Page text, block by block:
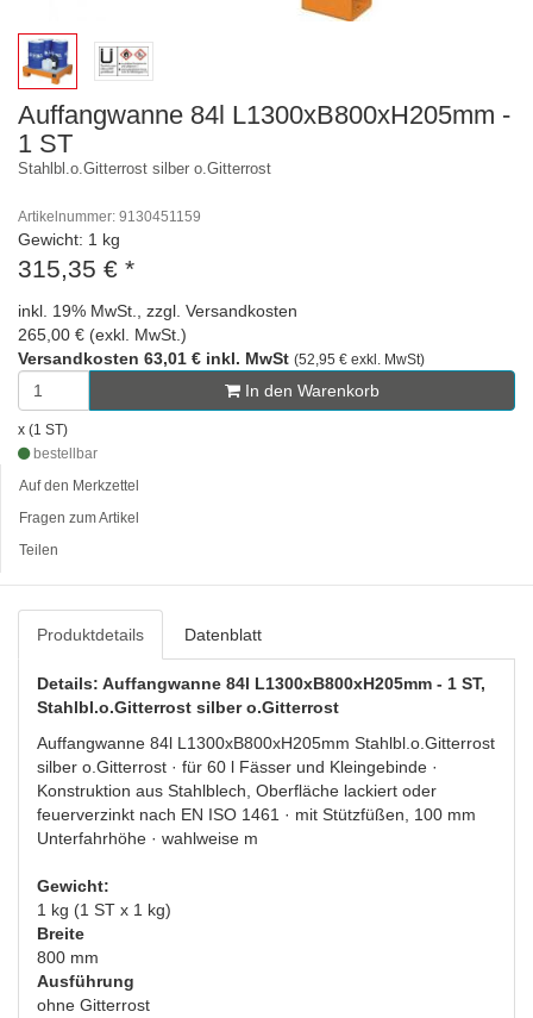
Auffangwanne 84l L1300xB800xH205mm -
1 ST
Stahlbl.o.Gitterrost silber o.Gitterrost
Artikelnummer: 9130451159
Gewicht: 1 kg
315,35 € *
inkl. 19% MwSt., zzgl. Versandkosten
265,00 € (exkl. MwSt.)
Versandkosten 63,01 € inkl. MwSt (52,95 € exkl. MwSt)
In den Warenkorb
x (1 ST)
bestellbar
Auf den Merkzettel
Fragen zum Artikel
Teilen
Produktdetails Datenblatt
Details: Auffangwanne 84l L1300xB800xH205mm - 1 ST,
Stahlbl.o.Gitterrost silber o.Gitterrost
Auffangwanne 84l L1300xB800xH205mm Stahlbl.o.Gitterrost
silber o.Gitterrost · für 60 l Fässer und Kleingebinde ·
Konstruktion aus Stahlblech, Oberfläche lackiert oder
feuerverzinkt nach EN ISO 1461 · mit Stützfüßen, 100 mm
Unterfahrhöhe · wahlweise m
Gewicht:
1 kg (1 ST x 1 kg)
Breite
800 mm
Ausführung
ohne Gitterrost